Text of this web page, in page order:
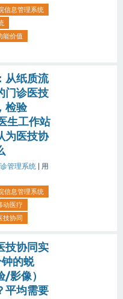
信息管理系统
能价值
从纸质流
门诊医技
检验
生工作站
为医技协
管理系统 | 用
信息管理系统
动医疗
技协同
技协同实
的蜕
影像）
平均需要